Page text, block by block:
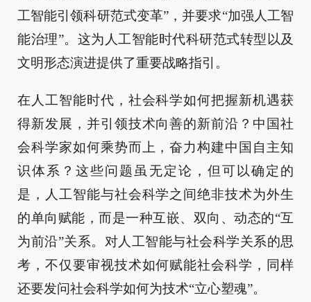
工智能引领科研范式变革”，并要求“加强人工智
能治理”。这为人工智能时代科研范式转型以及
文明形态演进提供了重要战略指引。
在人工智能时代，社会科学如何把握新机遇获
得新发展，并引领技术向善的新前沿？中国社
会科学家如何乘势而上，奋力构建中国自主知
识体系？这些问题虽无定论，但可以确定的
是，人工智能与社会科学之间绝非技术为外生
的单向赋能，而是一种互嵌、双向、动态的“互
为前沿”关系。对人工智能与社会科学关系的思
考，不仅要审视技术如何赋能社会科学，同样
还要发问社会科学如何为技术“立心塑魂”。